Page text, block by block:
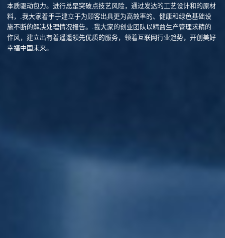
本质驱动包力。进行总是突破点技艺风险，通过发达的工艺设计和的原材
料，.我大家着手于建立于为顾客出具更为高效率的、健康和绿色基础设
施不断的解决处理情况报告。.我大家的创业团队以精益生产管理求精的
作风，建立出有着遥遥领先优质的服务，领着互联网行业趋势，开创美好
幸福中国未来。